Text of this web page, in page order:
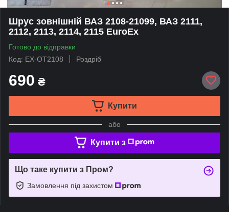
Шрус зовнішній ВАЗ 2108-21099, ВАЗ 2111,
2112, 2113, 2114, 2115 EuroEx
Готово до відправки
Код: EX-OT2108
Роздріб
690 ₴
Купити
або
Купити з
Що таке купити з Пром?
Замовлення під захистом